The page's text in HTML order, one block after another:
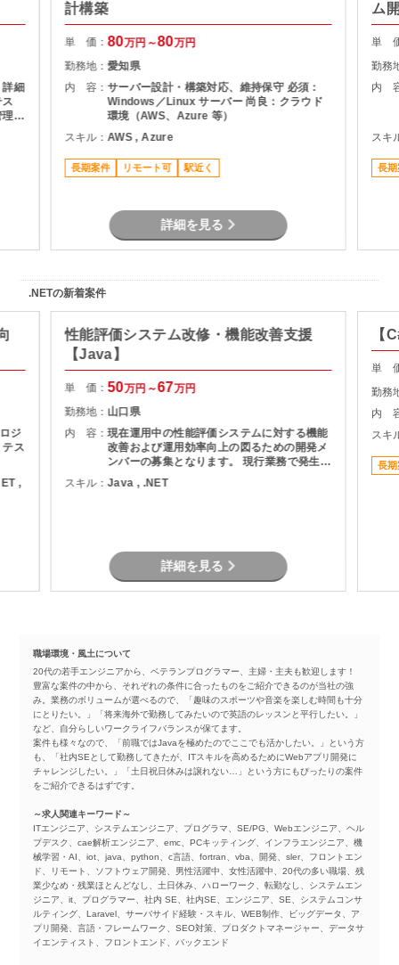
細
理
計構築
単 価：80万円～80万円
勤務地：愛知県
内 容：サーバー設計・構築対応、維持保守 必須：
Windows／Linux サーバー 尚良：クラウド
環境（AWS、Azure 等）
スキル：AWS , Azure
長期案件 リモート可 駅近く
詳細を見る
ム
単
勤務
内
スキ
長期
.NETの新着案件
ジ
ス
,
性能評価システム改修・機能改善支援
【Java】
単 価：50万円～67万円
勤務地： 山口県
内 容：現在運用中の性能評価システムに対する機能
改善および運用効率向上の図るための開発メ
ンバーの募集となります。 現行業務で発生し
ている課題を整理し、機能追加を実現しま
す。
スキル：Java , .NET
詳細を見る
【
単
勤務
内
スキ
長期
職場環境・風土について
20代の若手エンジニアから、ベテランプログラマー、主婦・主夫も歓迎します！
豊富な案件の中から、それぞれの条件に合ったものをご紹介できるのが当社の強
み。業務のボリュームが選べるので、「趣味のスポーツや音楽を楽しむ時間も十分
にとりたい。」「将来海外で勤務してみたいので英語のレッスンと平行したい。」
など、自分らしいワークライフバランスが保てます。
案件も様々なので、「前職ではJavaを極めたのでここでも活かしたい。」という方
も、「社内SEとして勤務してきたが、ITスキルを高めるためにWebアプリ開発に
チャレンジしたい。」「土日祝日休みは譲れない…」という方にもぴったりの案件
をご紹介できるはずです。
～求人関連キーワード～
ITエンジニア、システムエンジニア、プログラマ、SE/PG、Webエンジニア、ヘル
プデスク、cae解析エンジニア、emc、PCキッティング、インフラエンジニア、機
械学習・AI、iot、java、python、c言語、fortran、vba、開発、sler、フロントエン
ド、リモート、ソフトウェア開発、男性活躍中、女性活躍中、20代の多い職場、残
業少なめ・残業ほとんどなし、土日休み、ハローワーク、転勤なし、システムエン
ジニア、it、プログラマー、社内 SE、社内SE、エンジニア、SE、システムコンサ
ルティング、Laravel、サーバサイド経験・スキル、WEB制作、ビッグデータ、ア
プリ開発、言語・フレームワーク、SEO対策、プロダクトマネージャー、データサ
イエンティスト、フロントエンド、バックエンド